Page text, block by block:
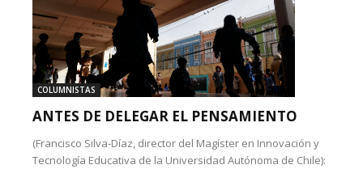
COLUMNISTAS
ANTES DE DELEGAR EL PENSAMIENTO
(Francisco Silva-Díaz, director del Magíster en Innovación y
Tecnología Educativa de la Universidad Autónoma de Chile):